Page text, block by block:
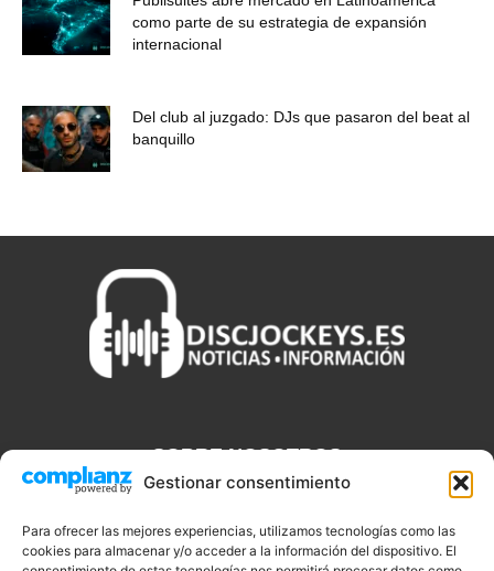
Gestionar consentimiento
Para ofrecer las mejores experiencias, utilizamos tecnologías como las
cookies para almacenar y/o acceder a la información del dispositivo. El
como parte de su estrategia de expansión
internacional
Del club al juzgado: DJs que pasaron del beat al
banquillo
SOBRE NOSOTROS
que necesitas saber sobre noticias, novedades, tecnologías y
aplicaciones que te ayudaran a ser un mejor Djs.